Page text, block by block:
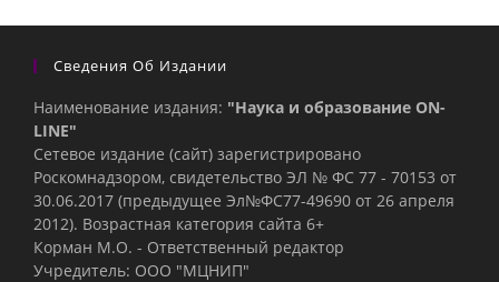
Сведения Об Издании
Наименование издания: "Наука и образование ON-
LINE"
Сетевое издание (сайт) зарегистрировано
Роскомнадзором, свидетельство ЭЛ № ФС 77 - 70153 от
30.06.2017 (предыдущее Эл№ФC77-49690 от 26 апреля
2012). Возрастная категория сайта 6+
Корман М.О. - Ответственный редактор
Учредитель: ООО "МЦНИП"